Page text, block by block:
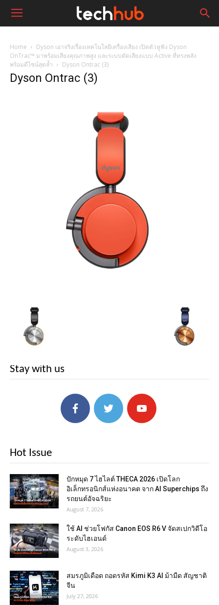
Home
Dyson เอาจริงเรื่องเทคโนโลยีเครื่องเสียง เปิดตัวหูฟัง Dyson
OnTrac™ มาพร้อมเสียงคุณภาพสูง และระบบตัดเสียงแบบ Active ที่ทรงพลัง
พร้อมดีไซน์สุดล้ำ
Dyson Ontrac (3)
Dyson Ontrac (3)
Stay with us
Hot Issue
ปักหมุด 7 ไฮไลต์ THECA 2026 เปิดโลก
อิเล็กทรอนิกส์แห่งอนาคต จาก AI Superchips ถึง
รถยนต์อัจฉริยะ
August 7, 2026
ใช้ AI ช่วยโฟกัส Canon EOS R6 V จัดสเปกวิดีโอ
ระดับไฮเอนด์
August 3, 2026
สมรภูมิเดือด ถอดรหัส Kimi K3 AI ม้ามืด สัญชาติ
จีน
July 27, 2026